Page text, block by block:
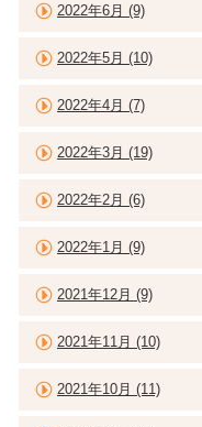
2022年6月 (9)
2022年5月 (10)
2022年4月 (7)
2022年3月 (19)
2022年2月 (6)
2022年1月 (9)
2021年12月 (9)
2021年11月 (10)
2021年10月 (11)